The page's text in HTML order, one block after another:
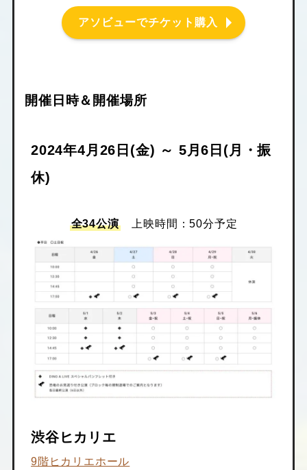
アソビューでチケット購入
開催日時＆開催場所
2024年4月26日(金) ～ 5月6日(月・振
休)
全34公演上映時間：50分予定
渋谷ヒカリエ
9階ヒカリエホール